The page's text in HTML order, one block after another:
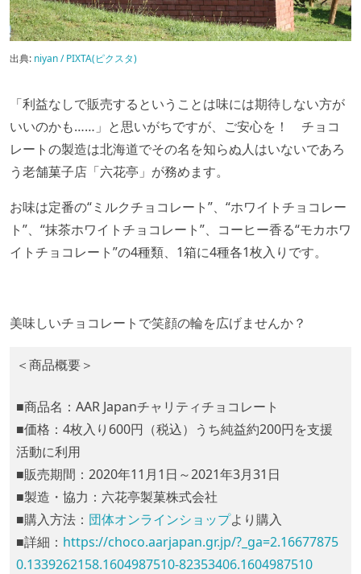
出典: niyan / PIXTA(ピクスタ)
「利益なしで販売するということは味には期待しない方が
いいのかも……」と思いがちですが、ご安心を！ チョコ
レートの製造は北海道でその名を知らぬ人はいないであろ
う老舗菓子店「六花亭」が務めます。
お味は定番の“ミルクチョコレート”、“ホワイトチョコレー
ト”、“抹茶ホワイトチョコレート”、コーヒー香る“モカホワ
イトチョコレート”の4種類、1箱に4種各1枚入りです。
美味しいチョコレートで笑顔の輪を広げませんか？
＜商品概要＞
■商品名：AAR Japanチャリティチョコレート
■価格：4枚入り600円（税込）うち純益約200円を支援
活動に利用
■販売期間：2020年11月1日～2021年3月31日
■製造・協力：六花亭製菓株式会社
■購入方法： 団体オンラインショップより購入
■詳細： https://choco.aarjapan.gr.jp/?_ga=2.16677875
0.1339262158.1604987510-82353406.1604987510